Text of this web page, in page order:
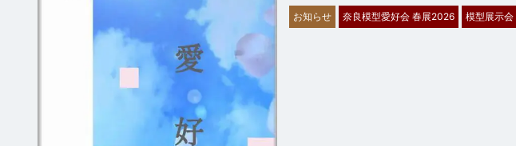
お知らせ 奈良模型愛好会 春展2026 模型展示会